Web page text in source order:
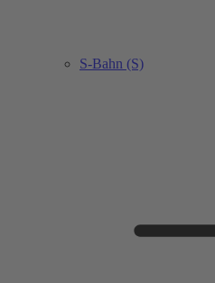
S-Bahn (S)